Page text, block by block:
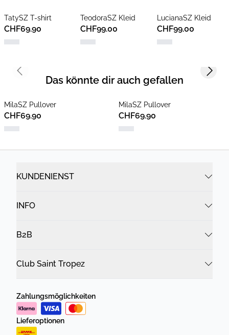
TatySZ T-shirt
CHF69.90
TeodoraSZ Kleid
CHF99.00
LucianaSZ Kleid
CHF99.00
Das könnte dir auch gefallen
MilaSZ Pullover
CHF69.90
MilaSZ Pullover
CHF69.90
Previous slide Next
KUNDENIENST
INFO
B2B
Club Saint Tropez
Zahlungsmöglichkeiten
Lieferoptionen